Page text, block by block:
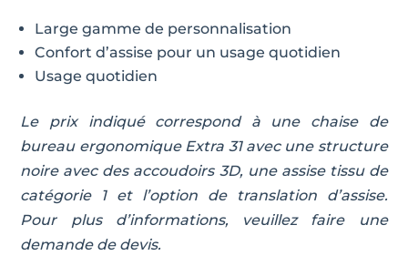
Large gamme de personnalisation
Confort d’assise pour un usage quotidien
Usage quotidien
Le prix indiqué correspond à une chaise de
bureau ergonomique Extra 31 avec une structure
noire avec des accoudoirs 3D, une assise tissu de
catégorie 1 et l’option de translation d’assise.
Pour plus d’informations, veuillez faire une
demande de devis.